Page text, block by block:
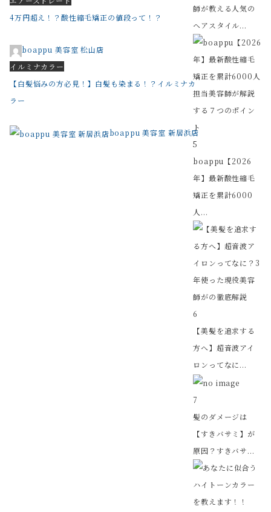
4万円超え！？酸性縮毛矯正の値段って！？
boappu 美容室 松山店
イルミナカラー
【白髪悩みの方必見！】白髪も染まる！？イルミナカ
ラー
boappu 美容室 新居浜店
師が教える人気の
ヘアスタイル...
5
boappu【2026
年】最新酸性縮毛
矯正を累計6000
人...
6
【美髪を追求する
方へ】超音波アイ
ロンってなに...
7
髪のダメージは
【すきバサミ】が
原因？すきバサ...